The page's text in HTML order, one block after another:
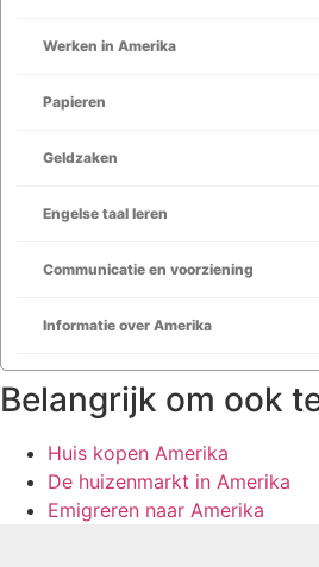
Werken in Amerika
Papieren
Geldzaken
Engelse taal leren
Communicatie en voorziening
Informatie over Amerika
Belangrijk om ook
Huis kopen Amerika
De huizenmarkt in Amerika
Emigreren naar Amerika